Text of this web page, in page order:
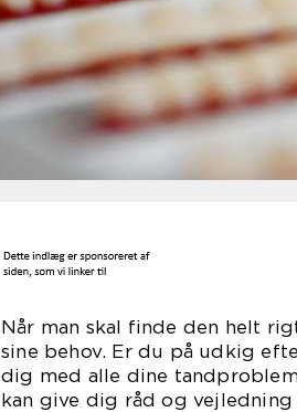
Når man skal finde den helt
sine behov. Er du på udkig
dig med alle dine
kan give dig råd og